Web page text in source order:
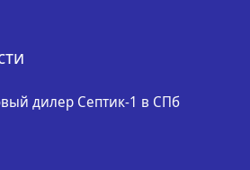
дилер Септик-1 в СПб